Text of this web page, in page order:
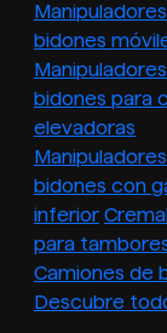
bidones
bidones para
elevadoras
bidones con
inferior
para
Camiones de
Descubre